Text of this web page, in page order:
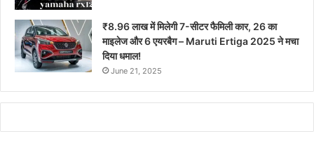
₹8.96 लाख में मिलेगी 7-सीटर फैमिली कार, 26 का
माइलेज और 6 एयरबैग – Maruti Ertiga 2025 ने मचा
दिया धमाल!
June 21, 2025